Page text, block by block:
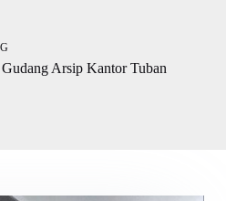
Arsip Kantor Tuban